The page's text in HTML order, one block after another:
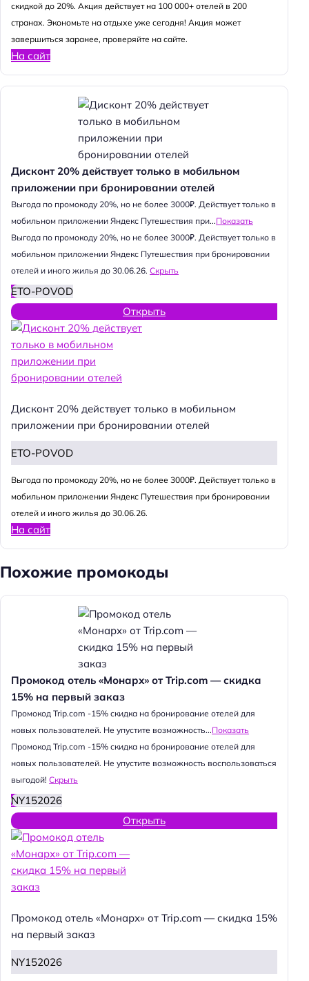
скидкой до 20%. Акция действует на 100 000+ отелей в 200
странах. Экономьте на отдыхе уже сегодня! Акция может
завершиться заранее, проверяйте на сайте.
На сайт
Дисконт 20% действует только в мобильном
приложении при бронировании отелей
Выгода по промокоду 20%, но не более 3000₽. Действует только в
мобильном приложении Яндекс Путешествия при...Показать
Выгода по промокоду 20%, но не более 3000₽. Действует только в
мобильном приложении Яндекс Путешествия при бронировании
отелей и иного жилья до 30.06.26. Скрыть
ETO-POVOD
Открыть
Дисконт 20% действует только в мобильном
приложении при бронировании отелей
ETO-POVOD
Выгода по промокоду 20%, но не более 3000₽. Действует только в
мобильном приложении Яндекс Путешествия при бронировании
отелей и иного жилья до 30.06.26.
На сайт
Похожие промокоды
Промокод отель «Монарх» от Trip.com — скидка
15% на первый заказ
Промокод Trip.com -15% скидка на бронирование отелей для
новых пользователей. Не упустите возможность...Показать
Промокод Trip.com -15% скидка на бронирование отелей для
новых пользователей. Не упустите возможность воспользоваться
выгодой! Скрыть
NY152026
Открыть
Промокод отель «Монарх» от Trip.com — скидка 15%
на первый заказ
NY152026